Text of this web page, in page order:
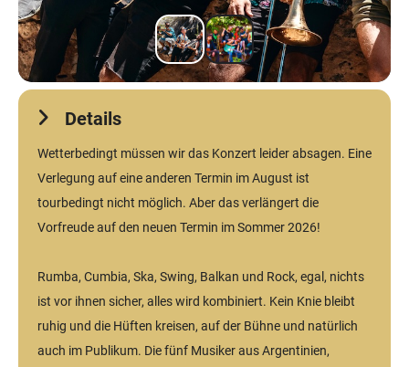
Details
Wetterbedingt müssen wir das Konzert leider absagen. Eine
Verlegung auf eine anderen Termin im August ist
tourbedingt nicht möglich. Aber das verlängert die
Vorfreude auf den neuen Termin im Sommer 2026!
Rumba, Cumbia, Ska, Swing, Balkan und Rock, egal, nichts
ist vor ihnen sicher, alles wird kombiniert. Kein Knie bleibt
ruhig und die Hüften kreisen, auf der Bühne und natürlich
auch im Publikum. Die fünf Musiker aus Argentinien,